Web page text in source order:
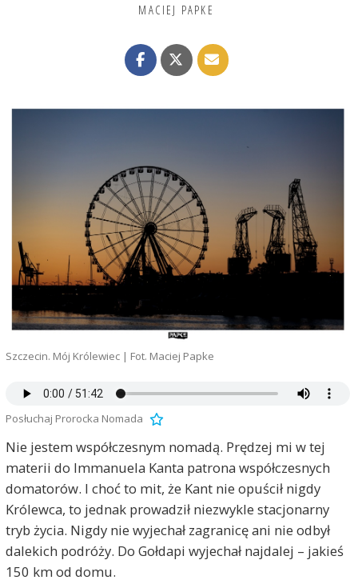
MACIEJ PAPKE
Szczecin. Mój Królewiec | Fot. Maciej Papke
Posłuchaj Prorocka Nomada
Nie jestem współczesnym nomadą. Prędzej mi w tej
materii do Immanuela Kanta patrona współczesnych
domatorów. I choć to mit, że Kant nie opuścił nigdy
Królewca, to jednak prowadził niezwykle stacjonarny
tryb życia. Nigdy nie wyjechał zagranicę ani nie odbył
dalekich podróży. Do Gołdapi wyjechał najdalej – jakieś
150 km od domu.